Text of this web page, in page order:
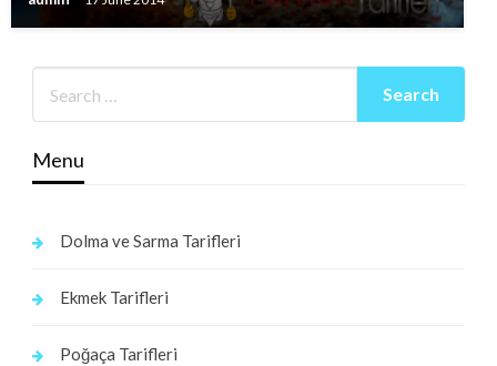
Menu
Dolma ve Sarma Tarifleri
Ekmek Tarifleri
Poğaça Tarifleri